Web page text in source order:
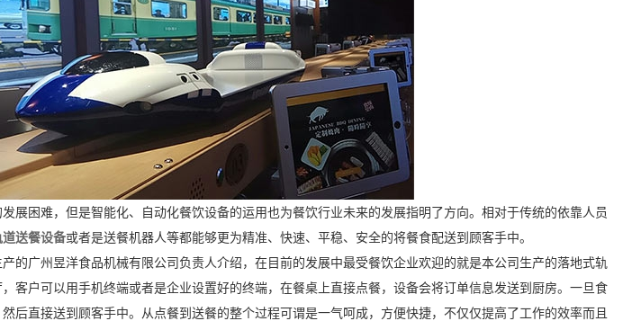
展困难，但是智能化、自动化餐饮设备的运用也为餐饮行业未来的发展指明了方向。相对于传统的依靠人员
道送餐设备或者是送餐机器人等都能够更为精准、快速、平稳、安全的将餐食配送到顾客手中。
的广州昱洋食品机械有限公司负责人介绍，在目前的发展中最受餐饮企业欢迎的就是本公司生产的落地式轨
客户可以用手机终端或者是企业设置好的终端，在餐桌上直接点餐，设备会将订单信息发送到厨房。一旦食
后直接送到顾客手中。从点餐到送餐的整个过程可谓是一气呵成，方便快捷，不仅仅提高了工作的效率而且